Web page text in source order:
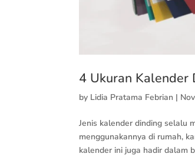
4 Ukuran Kalender
by Lidia Pratama Febrian |
Jenis kalender dinding selalu
menggunakannya di rumah,
kalender ini juga hadir dalam